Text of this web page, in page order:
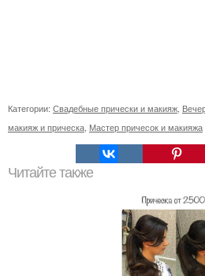
Категории: Свадебные прически и макияж
макияж и прическа Мастер причесок и макияжа
Читайте также